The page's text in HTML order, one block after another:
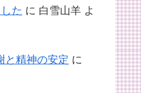
た に 白雪山羊 よ
と精神の安定 に